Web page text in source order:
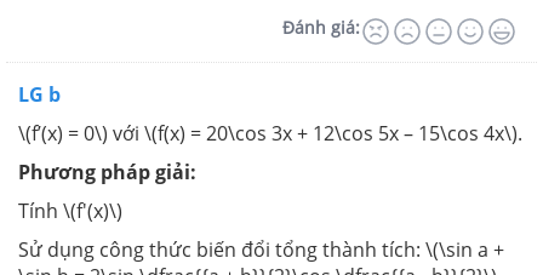
Đánh giá:
LG b
\(f’(x) = 0\) với \(f(x) = 20\cos 3x + 12\cos 5x – 15\cos 4x\).
Phương pháp giải:
Tính \(f'(x)\)
Sử dụng công thức biến đổi tổng thành tích: \(\sin a +